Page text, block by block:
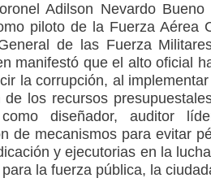
Adilson Nevardo
piloto de la Fuerza Aérea
de las Fuerza
manifestó que el alto oficial
la corrupción, al
de los recursos
diseñador, auditor
de mecanismos para evitar
y ejecutorias en la
la fuerza pública, la